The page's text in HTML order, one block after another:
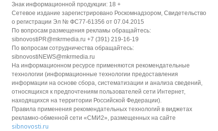
Знак информационной продукции: 18 +
Сетевое издание зарегистрировано Роскомнадзором, Свидетельство
о регистрации Эл № ФС77-61356 от 07.04.2015
По вопросам размещения рекламы обращайтесь:
sibnovostiPR@mkrmedia.ru +7 (391) 219-16-19
По вопросам сотрудничества обращайтесь:
sibnovostiNEWS@mkrmedia.ru
На информационном ресурсе применяются рекомендательные
технологии (информационные технологии предоставления
информации на основе сбора, систематизации и анализа сведений,
относящихся к предпочтениям пользователей сети Интернет,
находящихся на территории Российской Федерации).
Правила применения рекомендательных технологий в виджетах
рекламно-обменной сети «СМИ2», размещенных на сайте
sibnovosti.ru